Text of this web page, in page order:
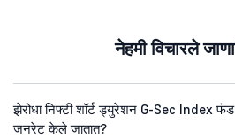
नेहमी विचारले
झेरोधा निफ्टी शॉर्ट ड्युरेशन G-Sec Index फंड-
जनरेट केले जातात?